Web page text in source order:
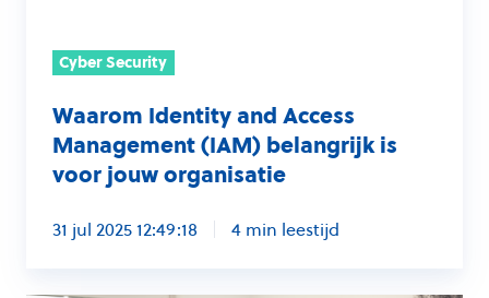
jouwCyber Security
Waarom Identity and Access
Management (IAM) belangrijk is
voor jouw organisatie
31 jul 2025 12:49:18 4 min leestijd